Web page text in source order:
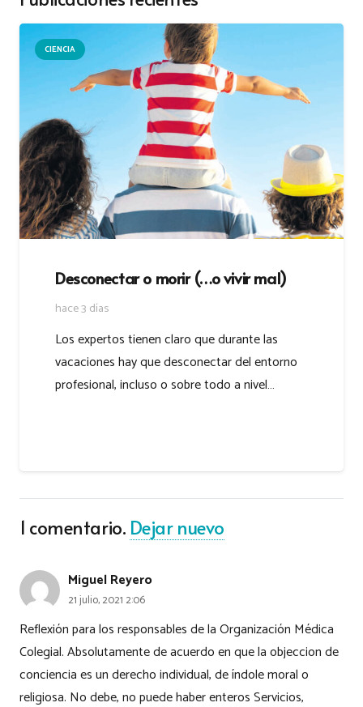
CIENCIA
Desconectar o morir (…o vivir mal)
hace 3 días
Los expertos tienen claro que durante las
vacaciones hay que desconectar del entorno
profesional, incluso o sobre todo a nivel…
1 comentario. Dejar nuevo
Miguel Reyero
21 julio, 2021 2:06
Reflexión para los responsables de la Organización Médica
Colegial. Absolutamente de acuerdo en que la objeccion de
conciencia es un derecho individual, de índole moral o
religiosa. No debe, no puede haber enteros Servicios,